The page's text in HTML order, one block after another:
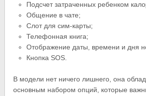
Подсчет затраченных ребенком
Общение в чате;
Слот для сим-карты;
Телефонная книга;
Отображение даты, времени и дня
Кнопка SOS.
В модели нет ничего лишнего, она
основным набором опций, которые